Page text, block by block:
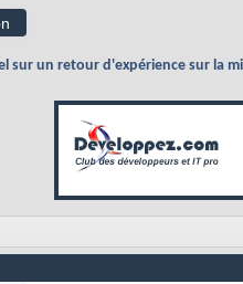
sur un retour d'expérience sur la